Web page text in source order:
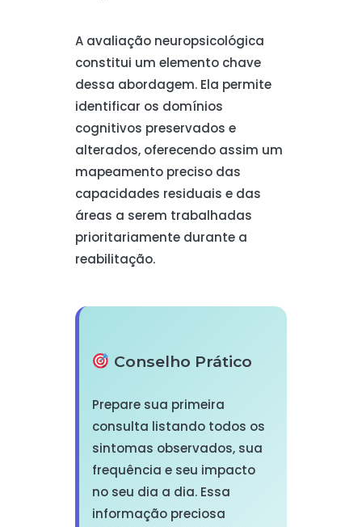
A avaliação neuropsicológica
constitui um elemento chave
dessa abordagem. Ela permite
identificar os domínios
cognitivos preservados e
alterados, oferecendo assim um
mapeamento preciso das
capacidades residuais e das
áreas a serem trabalhadas
prioritariamente durante a
reabilitação.
Conselho Prático
Prepare sua primeira
consulta listando todos os
sintomas observados, sua
frequência e seu impacto
no seu dia a dia. Essa
informação preciosa